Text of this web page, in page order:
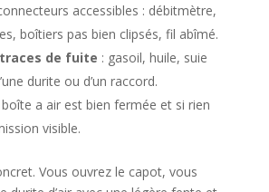
accessibles : débitmètre,
boîtiers pas bien clipsés, fil abîmé.
traces de fuite : gasoil, huile, suie
durite ou d’un raccord.
boîte a air est bien fermée et si rien
visible.
Vous ouvrez le capot, vous